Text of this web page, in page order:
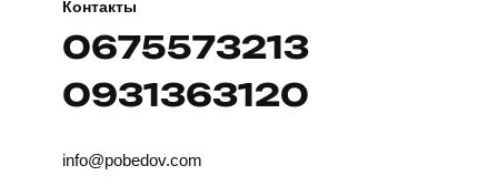
Контакты
0675573213
0931363120
info@pobedov.com